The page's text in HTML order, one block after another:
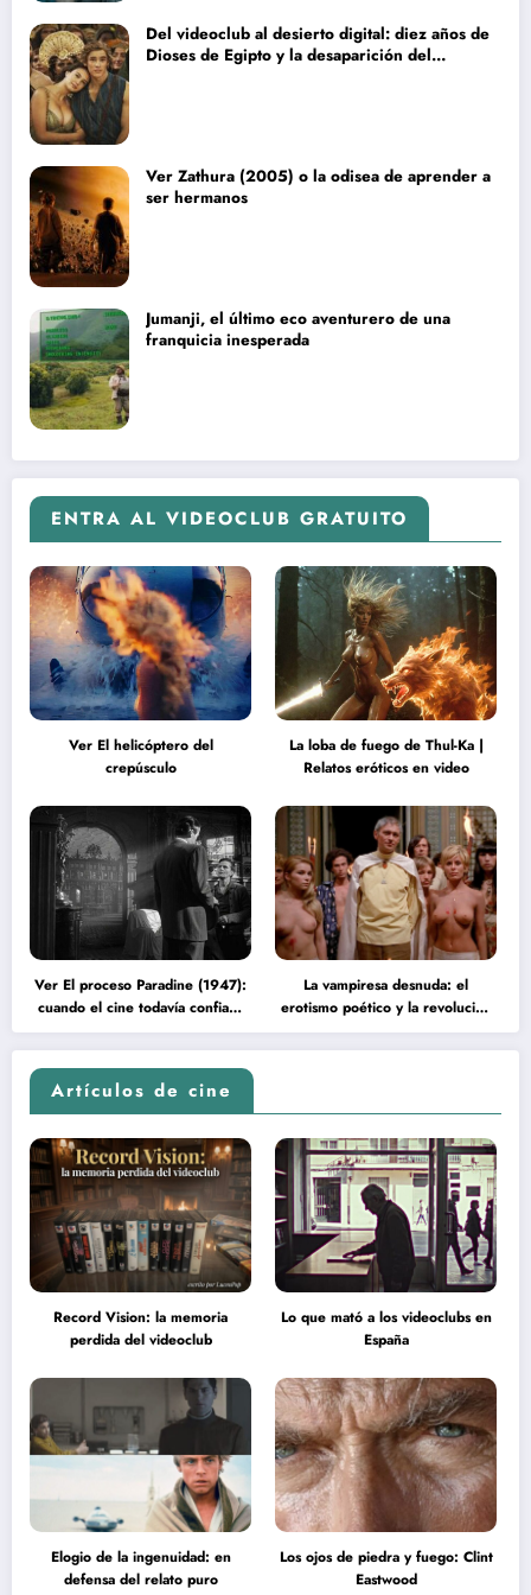
Del videoclub al desierto digital: diez años de
Dioses de Egipto y la desaparición del
Ver Zathura (2005) o la odisea de aprender a
ser hermanos
Jumanji, el último eco aventurero de una
franquicia inesperada
ENTRA AL VIDEOCLUB GRATUITO
Ver El helicóptero del
crepúsculo
La loba de fuego de Thul-Ka |
Relatos eróticos en video
Ver El proceso Paradine (1947):
cuando el cine todavía confiaba
en la inteligencia del espectador
La vampiresa desnuda: el
erotismo poético y la revolución
psicodélica de Jean Rollin
Artículos de cine
Record Vision: la memoria
perdida del videoclub
Lo que mató a los videoclubs en
España
Elogio de la ingenuidad: en
defensa del relato puro
Los ojos de piedra y fuego: Clint
Eastwood